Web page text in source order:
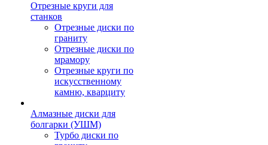
Отрезные круги для
станков
Отрезные диски по
граниту
Отрезные диски по
мрамору
Отрезные круги по
искусственному
камню, кварциту
Алмазные диски для
болгарки (УШМ)
Турбо диски по